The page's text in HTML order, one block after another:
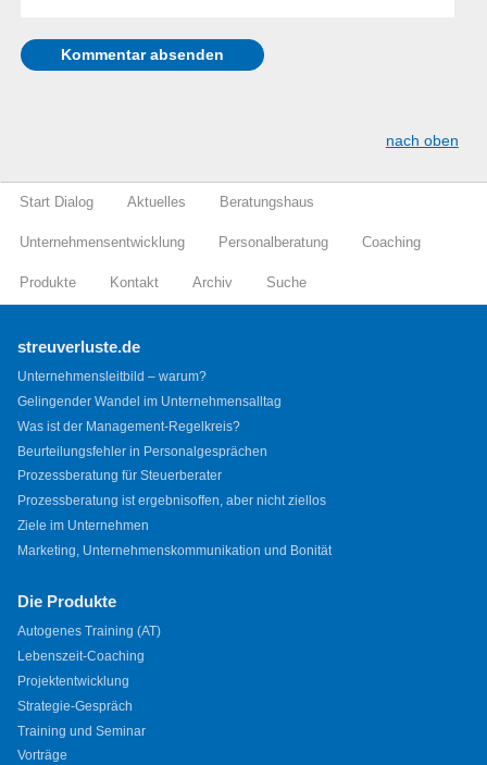
nach oben
Start Dialog Aktuelles Beratungshaus
Unternehmensentwicklung Personalberatung Coaching
Produkte Kontakt Archiv Suche
streuverluste.de
Unternehmensleitbild – warum?
Gelingender Wandel im Unternehmensalltag
Was ist der Management-Regelkreis?
Beurteilungsfehler in Personalgesprächen
Prozessberatung für Steuerberater
Prozessberatung ist ergebnisoffen, aber nicht ziellos
Ziele im Unternehmen
Marketing, Unternehmenskommunikation und Bonität
Die Produkte
Autogenes Training (AT)
Lebenszeit-Coaching
Projektentwicklung
Strategie-Gespräch
Training und Seminar
Vorträge